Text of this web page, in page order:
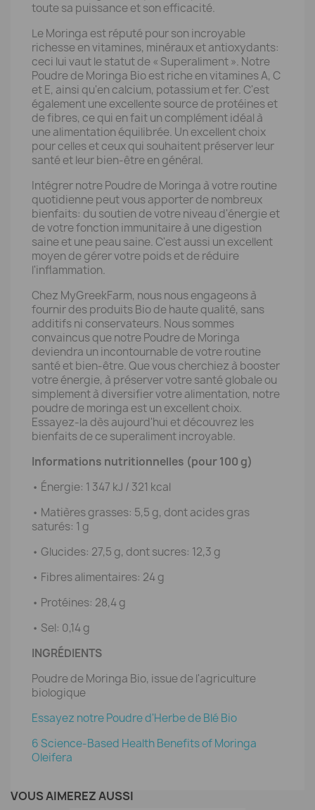
toute sa puissance et son efficacité.
Le Moringa est réputé pour son incroyable
richesse en vitamines, minéraux et antioxydants:
ceci lui vaut le statut de « Superaliment ». Notre
Poudre de Moringa Bio est riche en vitamines A, C
et E, ainsi qu'en calcium, potassium et fer. C'est
également une excellente source de protéines et
de fibres, ce qui en fait un complément idéal à
une alimentation équilibrée. Un excellent choix
pour celles et ceux qui souhaitent préserver leur
santé et leur bien-être en général.
Intégrer notre Poudre de Moringa à votre routine
quotidienne peut vous apporter de nombreux
bienfaits: du soutien de votre niveau d'énergie et
de votre fonction immunitaire à une digestion
saine et une peau saine. C'est aussi un excellent
moyen de gérer votre poids et de réduire
l'inflammation.
Chez MyGreekFarm, nous nous engageons à
fournir des produits Bio de haute qualité, sans
additifs ni conservateurs. Nous sommes
convaincus que notre Poudre de Moringa
deviendra un incontournable de votre routine
santé et bien-être. Que vous cherchiez à booster
votre énergie, à préserver votre santé globale ou
simplement à diversifier votre alimentation, notre
poudre de moringa est un excellent choix.
Essayez-la dès aujourd'hui et découvrez les
bienfaits de ce superaliment incroyable.
Informations nutritionnelles (pour 100 g)
• Énergie: 1 347 kJ / 321 kcal
• Matières grasses: 5,5 g, dont acides gras
saturés: 1 g
• Glucides: 27,5 g, dont sucres: 12,3 g
• Fibres alimentaires: 24 g
• Protéines: 28,4 g
• Sel: 0,14 g
INGRÉDIENTS
Poudre de Moringa Bio, issue de l'agriculture
biologique
Essayez notre Poudre d'Herbe de Blé Bio
6 Science-Based Health Benefits of Moringa
Oleifera
VOUS AIMEREZ AUSSI